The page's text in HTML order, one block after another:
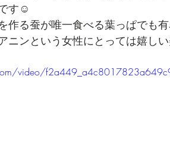
す☺
作る蚕が唯一食べる葉っぱでも有
ニンという女性にとっては嬉し
video/